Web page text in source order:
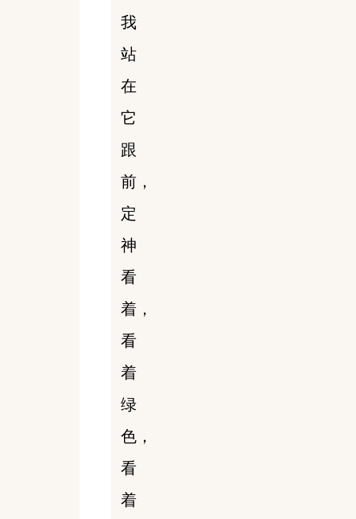
我
站
在
它
跟
前，
定
神
看
着，
看
着
绿
色，
看
着